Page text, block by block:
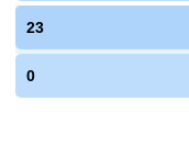
23
0